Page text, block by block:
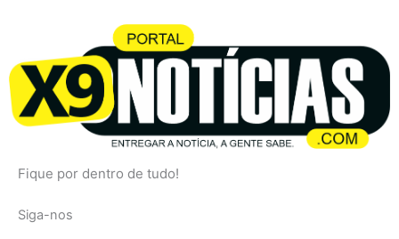
Fique por dentro de tudo!
Siga-nos